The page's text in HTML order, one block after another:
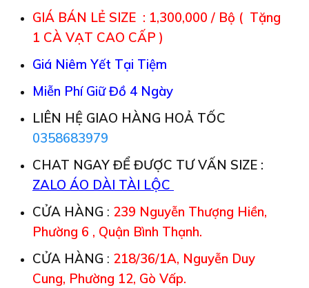
GIÁ BÁN LẺ SIZE : 1,300,000 / Bộ ( Tặng
1 CÀ VẠT CAO CẤP )
Giá Niêm Yết Tại Tiệm
Miễn Phí Giữ Đồ 4 Ngày
LIÊN HỆ GIAO HÀNG HOẢ TỐC
0358683979
CHAT NGAY ĐỂ ĐƯỢC TƯ VẤN SIZE :
ZALO ÁO DÀI TÀI LỘC
CỬA HÀNG : 239 Nguyễn Thượng Hiền,
Phường 6 , Quận Bình Thạnh.
CỬA HÀNG : 218/36/1A, Nguyễn Duy
Cung, Phường 12, Gò Vấp.